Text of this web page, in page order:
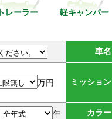
トレーラー 軽キャンパー
車名
万円 ミッション
年 カラー